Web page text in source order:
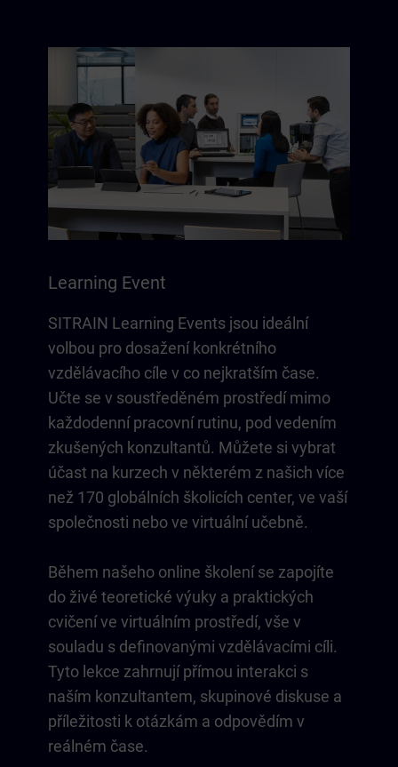
Learning Event
SITRAIN Learning Events jsou ideální
volbou pro dosažení konkrétního
vzdělávacího cíle v co nejkratším čase.
Učte se v soustředěném prostředí mimo
každodenní pracovní rutinu, pod vedením
zkušených konzultantů. Můžete si vybrat
účast na kurzech v některém z našich více
než 170 globálních školicích center, ve vaší
společnosti nebo ve virtuální učebně.
Během našeho online školení se zapojíte
do živé teoretické výuky a praktických
cvičení ve virtuálním prostředí, vše v
souladu s definovanými vzdělávacími cíli.
Tyto lekce zahrnují přímou interakci s
naším konzultantem, skupinové diskuse a
příležitosti k otázkám a odpovědím v
reálném čase.